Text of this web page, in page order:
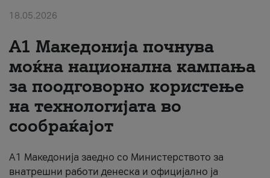
#ПодобарОнлајн
18.05.2026
A1 Македонија почнува
моќна национална кампања
за поодговорно користење
на технологијата во
сообраќајот
A1 Македонија заедно со Министерството за
внатрешни работи денеска и официјално ја